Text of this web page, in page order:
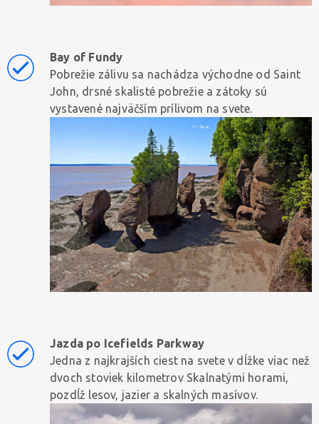
Bay of Fundy
Pobrežie zálivu sa nachádza východne od Saint
John, drsné skalisté pobrežie a zátoky sú
vystavené najväčším prílivom na svete.
Jazda po Icefields Parkway
Jedna z najkrajších ciest na svete v dĺžke viac než
dvoch stoviek kilometrov Skalnatými horami,
pozdĺž lesov, jazier a skalných masívov.